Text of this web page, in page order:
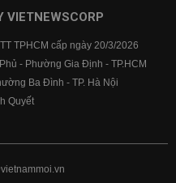
TPHCM cấp ngày 20/3/2026
- Phường Gia Định - TP.HCM
Ba Đình - TP. Hà Nội
Quyết